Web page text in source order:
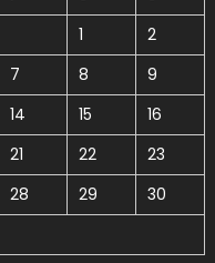
1
2
7 8
9
14 15
16
21 22
23
28 29
30